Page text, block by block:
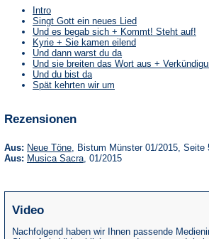
Intro
Singt Gott ein neues Lied
Und es begab sich + Kommt! Steht auf!
Kyrie + Sie kamen eilend
Und dann warst du da
Und sie breiten das Wort aus +
Und du bist da
Spät kehrten wir um
Rezensionen
Aus: Neue Töne(Öffnet
in
, Bistum Münster 01/2015, Seite
Aus: Musica Sacra(Öffnet
, 01/2015
Video
Nachfolgend haben wir Ihnen passende